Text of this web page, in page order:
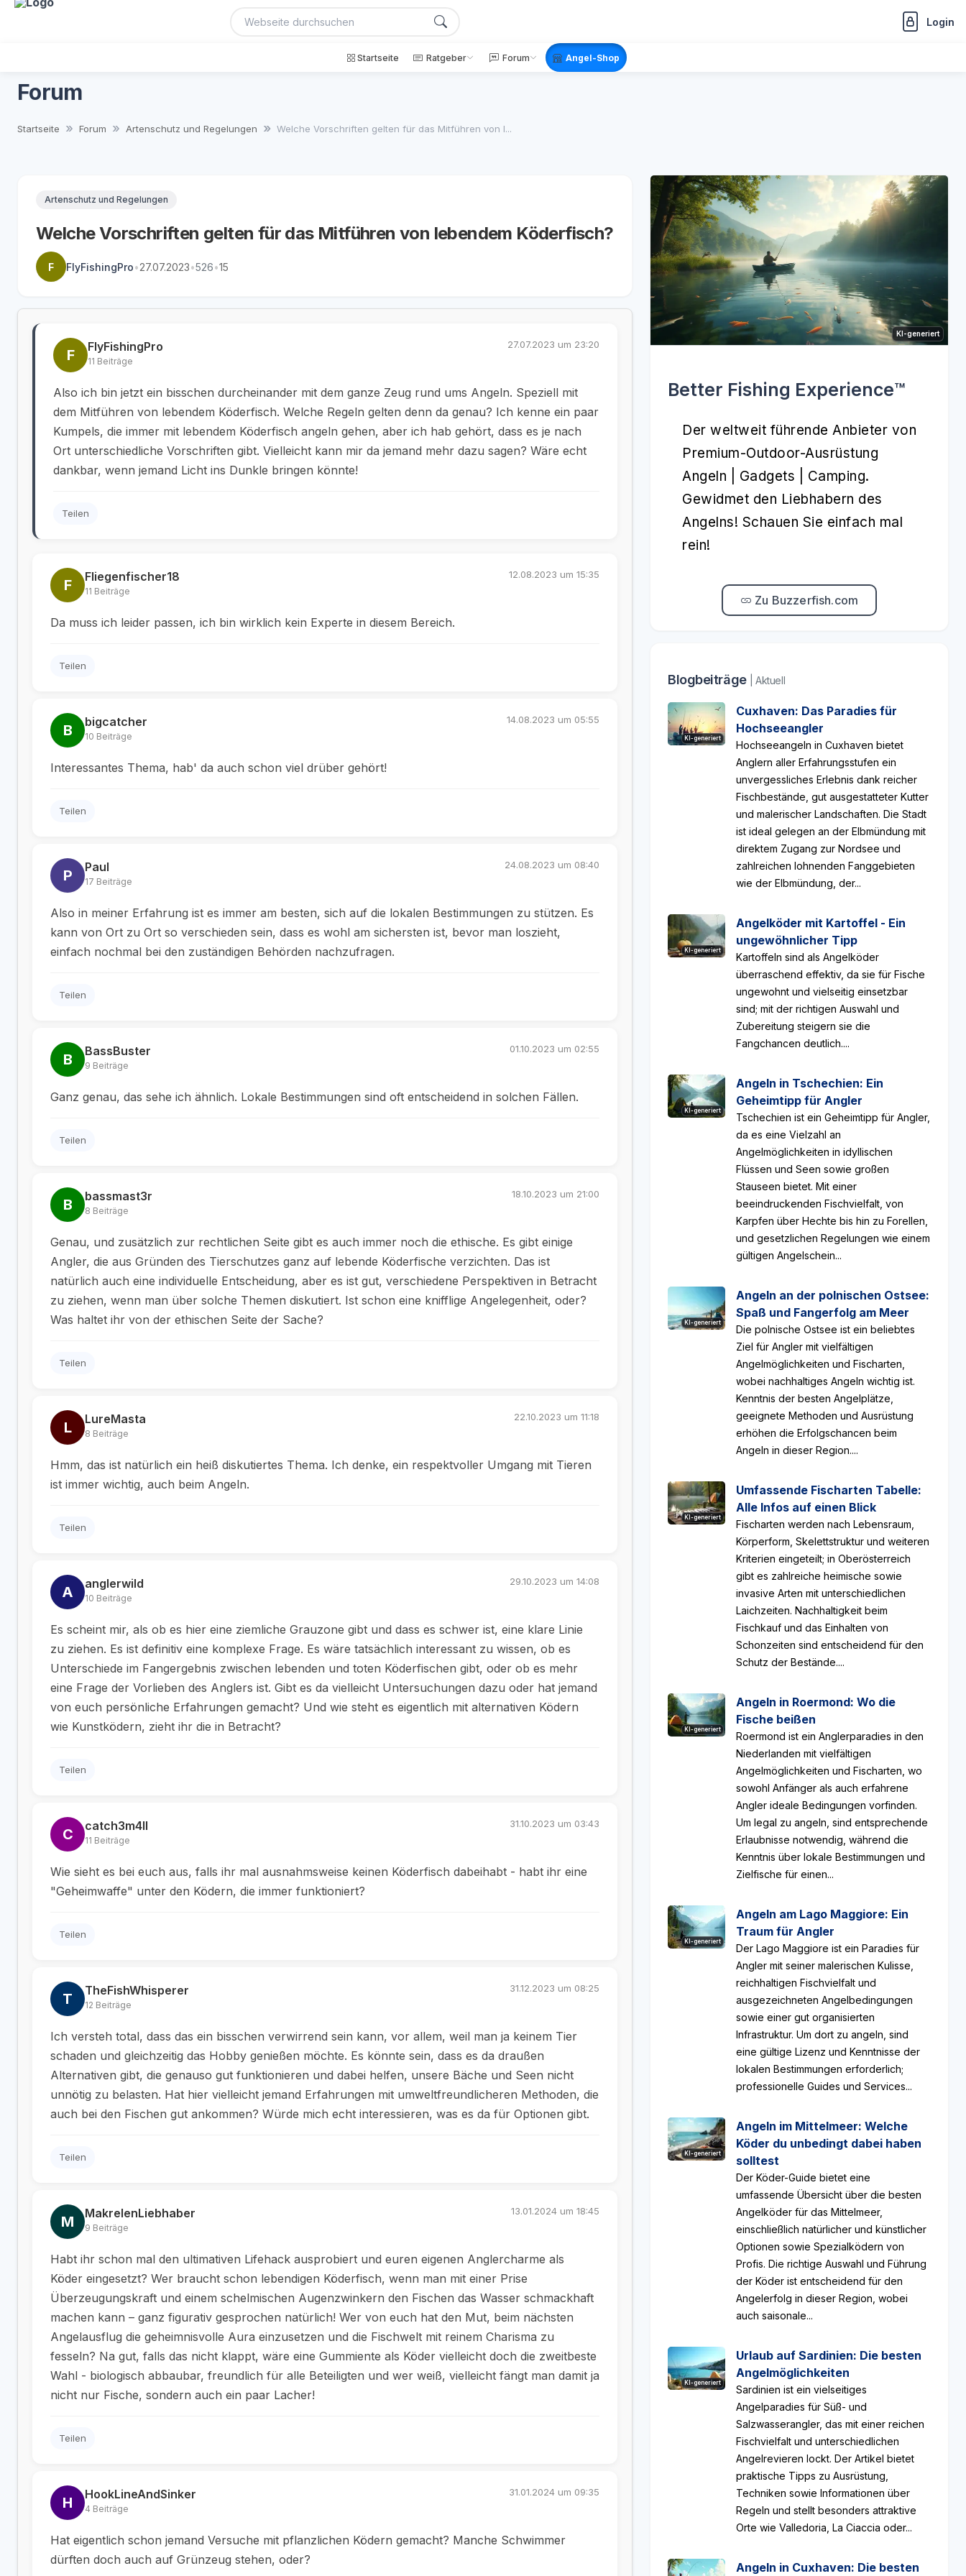
Login
Startseite Ratgeber Forum Angel-Shop
Forum
Startseite Forum Artenschutz und Regelungen Welche Vorschriften gelten für das Mitführen von l...
Artenschutz und Regelungen
Welche Vorschriften gelten für das Mitführen von lebendem Köderfisch?
F FlyFishingPro•27.07.2023•526•15
F FlyFishingPro
11 Beiträge
27.07.2023 um 23:20
Also ich bin jetzt ein bisschen durcheinander mit dem ganze Zeug rund ums Angeln. Speziell mit
dem Mitführen von lebendem Köderfisch. Welche Regeln gelten denn da genau? Ich kenne ein paar
Kumpels, die immer mit lebendem Köderfisch angeln gehen, aber ich hab gehört, dass es je nach
Ort unterschiedliche Vorschriften gibt. Vielleicht kann mir da jemand mehr dazu sagen? Wäre echt
dankbar, wenn jemand Licht ins Dunkle bringen könnte!
Teilen
F Fliegenfischer18
11 Beiträge
12.08.2023 um 15:35
Da muss ich leider passen, ich bin wirklich kein Experte in diesem Bereich.
Teilen
B bigcatcher
10 Beiträge
14.08.2023 um 05:55
Interessantes Thema, hab' da auch schon viel drüber gehört!
Teilen
P Paul
17 Beiträge
24.08.2023 um 08:40
Also in meiner Erfahrung ist es immer am besten, sich auf die lokalen Bestimmungen zu stützen. Es
kann von Ort zu Ort so verschieden sein, dass es wohl am sichersten ist, bevor man loszieht,
einfach nochmal bei den zuständigen Behörden nachzufragen.
Teilen
B BassBuster
9 Beiträge
01.10.2023 um 02:55
Ganz genau, das sehe ich ähnlich. Lokale Bestimmungen sind oft entscheidend in solchen Fällen.
Teilen
B bassmast3r
8 Beiträge
18.10.2023 um 21:00
Genau, und zusätzlich zur rechtlichen Seite gibt es auch immer noch die ethische. Es gibt einige
Angler, die aus Gründen des Tierschutzes ganz auf lebende Köderfische verzichten. Das ist
natürlich auch eine individuelle Entscheidung, aber es ist gut, verschiedene Perspektiven in Betracht
zu ziehen, wenn man über solche Themen diskutiert. Ist schon eine knifflige Angelegenheit, oder?
Was haltet ihr von der ethischen Seite der Sache?
Teilen
L LureMasta
8 Beiträge
22.10.2023 um 11:18
Hmm, das ist natürlich ein heiß diskutiertes Thema. Ich denke, ein respektvoller Umgang mit Tieren
ist immer wichtig, auch beim Angeln.
Teilen
A anglerwild
10 Beiträge
29.10.2023 um 14:08
Es scheint mir, als ob es hier eine ziemliche Grauzone gibt und dass es schwer ist, eine klare Linie
zu ziehen. Es ist definitiv eine komplexe Frage. Es wäre tatsächlich interessant zu wissen, ob es
Unterschiede im Fangergebnis zwischen lebenden und toten Köderfischen gibt, oder ob es mehr
eine Frage der Vorlieben des Anglers ist. Gibt es da vielleicht Untersuchungen dazu oder hat jemand
von euch persönliche Erfahrungen gemacht? Und wie steht es eigentlich mit alternativen Ködern
wie Kunstködern, zieht ihr die in Betracht?
Teilen
C catch3m4ll
11 Beiträge
31.10.2023 um 03:43
Wie sieht es bei euch aus, falls ihr mal ausnahmsweise keinen Köderfisch dabeihabt - habt ihr eine
"Geheimwaffe" unter den Ködern, die immer funktioniert?
Teilen
T TheFishWhisperer
12 Beiträge
31.12.2023 um 08:25
Ich versteh total, dass das ein bisschen verwirrend sein kann, vor allem, weil man ja keinem Tier
schaden und gleichzeitig das Hobby genießen möchte. Es könnte sein, dass es da draußen
Alternativen gibt, die genauso gut funktionieren und dabei helfen, unsere Bäche und Seen nicht
unnötig zu belasten. Hat hier vielleicht jemand Erfahrungen mit umweltfreundlicheren Methoden, die
auch bei den Fischen gut ankommen? Würde mich echt interessieren, was es da für Optionen gibt.
Teilen
M MakrelenLiebhaber
9 Beiträge
13.01.2024 um 18:45
Habt ihr schon mal den ultimativen Lifehack ausprobiert und euren eigenen Anglercharme als
Köder eingesetzt? Wer braucht schon lebendigen Köderfisch, wenn man mit einer Prise
Überzeugungskraft und einem schelmischen Augenzwinkern den Fischen das Wasser schmackhaft
machen kann – ganz figurativ gesprochen natürlich! Wer von euch hat den Mut, beim nächsten
Angelausflug die geheimnisvolle Aura einzusetzen und die Fischwelt mit reinem Charisma zu
fesseln? Na gut, falls das nicht klappt, wäre eine Gummiente als Köder vielleicht doch die zweitbeste
Wahl - biologisch abbaubar, freundlich für alle Beteiligten und wer weiß, vielleicht fängt man damit ja
nicht nur Fische, sondern auch ein paar Lacher!
Teilen
H HookLineAndSinker
4 Beiträge
31.01.2024 um 09:35
Hat eigentlich schon jemand Versuche mit pflanzlichen Ködern gemacht? Manche Schwimmer
dürften doch auch auf Grünzeug stehen, oder?
KI-generiert
Better Fishing Experience™️
Der weltweit führende Anbieter von
Premium-Outdoor-Ausrüstung
Angeln | Gadgets | Camping.
Gewidmet den Liebhabern des
Angelns! Schauen Sie einfach mal
rein!
Zu Buzzerfish.com
Blogbeiträge | Aktuell
KI-generiert
Cuxhaven: Das Paradies für
Hochseeangler
Hochseeangeln in Cuxhaven bietet
Anglern aller Erfahrungsstufen ein
unvergessliches Erlebnis dank reicher
Fischbestände, gut ausgestatteter Kutter
und malerischer Landschaften. Die Stadt
ist ideal gelegen an der Elbmündung mit
direktem Zugang zur Nordsee und
zahlreichen lohnenden Fanggebieten
wie der Elbmündung, der...
KI-generiert
Angelköder mit Kartoffel - Ein
ungewöhnlicher Tipp
Kartoffeln sind als Angelköder
überraschend effektiv, da sie für Fische
ungewohnt und vielseitig einsetzbar
sind; mit der richtigen Auswahl und
Zubereitung steigern sie die
Fangchancen deutlich....
KI-generiert
Angeln in Tschechien: Ein
Geheimtipp für Angler
Tschechien ist ein Geheimtipp für Angler,
da es eine Vielzahl an
Angelmöglichkeiten in idyllischen
Flüssen und Seen sowie großen
Stauseen bietet. Mit einer
beeindruckenden Fischvielfalt, von
Karpfen über Hechte bis hin zu Forellen,
und gesetzlichen Regelungen wie einem
gültigen Angelschein...
KI-generiert
Angeln an der polnischen Ostsee:
Spaß und Fangerfolg am Meer
Die polnische Ostsee ist ein beliebtes
Ziel für Angler mit vielfältigen
Angelmöglichkeiten und Fischarten,
wobei nachhaltiges Angeln wichtig ist.
Kenntnis der besten Angelplätze,
geeignete Methoden und Ausrüstung
erhöhen die Erfolgschancen beim
Angeln in dieser Region....
KI-generiert
Umfassende Fischarten Tabelle:
Alle Infos auf einen Blick
Fischarten werden nach Lebensraum,
Körperform, Skelettstruktur und weiteren
Kriterien eingeteilt; in Oberösterreich
gibt es zahlreiche heimische sowie
invasive Arten mit unterschiedlichen
Laichzeiten. Nachhaltigkeit beim
Fischkauf und das Einhalten von
Schonzeiten sind entscheidend für den
Schutz der Bestände....
KI-generiert
Angeln in Roermond: Wo die
Fische beißen
Roermond ist ein Anglerparadies in den
Niederlanden mit vielfältigen
Angelmöglichkeiten und Fischarten, wo
sowohl Anfänger als auch erfahrene
Angler ideale Bedingungen vorfinden.
Um legal zu angeln, sind entsprechende
Erlaubnisse notwendig, während die
Kenntnis über lokale Bestimmungen und
Zielfische für einen...
KI-generiert
Angeln am Lago Maggiore: Ein
Traum für Angler
Der Lago Maggiore ist ein Paradies für
Angler mit seiner malerischen Kulisse,
reichhaltigen Fischvielfalt und
ausgezeichneten Angelbedingungen
sowie einer gut organisierten
Infrastruktur. Um dort zu angeln, sind
eine gültige Lizenz und Kenntnisse der
lokalen Bestimmungen erforderlich;
professionelle Guides und Services...
KI-generiert
Angeln im Mittelmeer: Welche
Köder du unbedingt dabei haben
solltest
Der Köder-Guide bietet eine
umfassende Übersicht über die besten
Angelköder für das Mittelmeer,
einschließlich natürlicher und künstlicher
Optionen sowie Spezialködern von
Profis. Die richtige Auswahl und Führung
der Köder ist entscheidend für den
Angelerfolg in dieser Region, wobei
auch saisonale...
KI-generiert
Urlaub auf Sardinien: Die besten
Angelmöglichkeiten
Sardinien ist ein vielseitiges
Angelparadies für Süß- und
Salzwasserangler, das mit einer reichen
Fischvielfalt und unterschiedlichen
Angelrevieren lockt. Der Artikel bietet
praktische Tipps zu Ausrüstung,
Techniken sowie Informationen über
Regeln und stellt besonders attraktive
Orte wie Valledoria, La Ciaccia oder...
Angeln in Cuxhaven: Die besten